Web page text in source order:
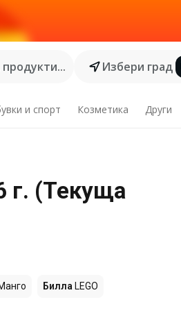
Избери град
и спорт Козметика Други
г. (Текуща
Билла LEGO